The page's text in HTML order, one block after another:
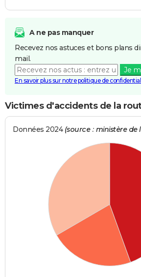
A ne pas manquer
Recevez nos astuces et bons plans
mail.
Je
En savoir plus sur notre politique de
Victimes d'accidents de la
Données 2024 (source : ministère de